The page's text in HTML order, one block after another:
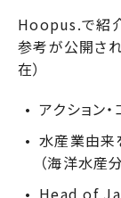
Hoopus.で紹
参考が公開さ
在）
アクション
水産業由来
（海洋水産
Head of